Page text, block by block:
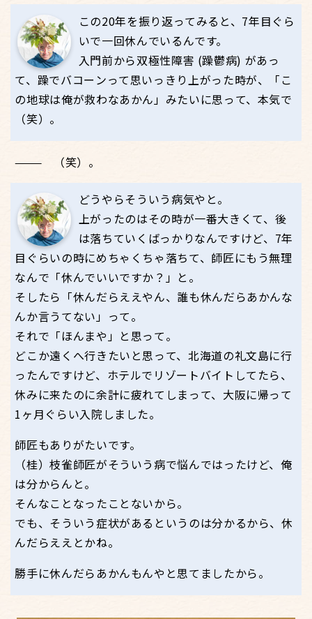
この20年を振り返ってみると、7年目ぐら
いで一回休んでいるんです。
入門前から双極性障害 (躁鬱病) があっ
て、躁でバコーンって思いっきり上がった時が、「こ
の地球は俺が救わなあかん」みたいに思って、本気で
（笑）。
（笑）。
どうやらそういう病気やと。
上がったのはその時が一番大きくて、後
は落ちていくばっかりなんですけど、7年
目ぐらいの時にめちゃくちゃ落ちて、師匠にもう無理
なんで「休んでいいですか？」と。
そしたら「休んだらええやん、誰も休んだらあかんな
んか言うてない」って。
それで「ほんまや」と思って。
どこか遠くへ行きたいと思って、北海道の礼文島に行
ったんですけど、ホテルでリゾートバイトしてたら、
休みに来たのに余計に疲れてしまって、大阪に帰って
1ヶ月ぐらい入院しました。
師匠もありがたいです。
（桂）枝雀師匠がそういう病で悩んではったけど、俺
は分からんと。
そんなことなったことないから。
でも、そういう症状があるというのは分かるから、休
んだらええとかね。
勝手に休んだらあかんもんやと思てましたから。